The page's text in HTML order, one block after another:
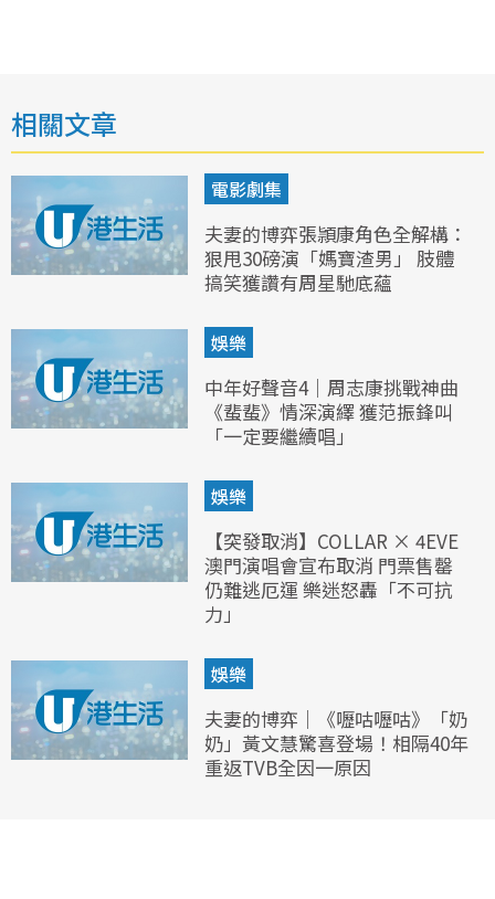
相關文章
電影劇集
夫妻的博弈張頴康角色全解構：
狠甩30磅演「媽寶渣男」 肢體
搞笑獲讚有周星馳底蘊
娛樂
中年好聲音4｜周志康挑戰神曲
《蜚蜚》情深演繹 獲范振鋒叫
「一定要繼續唱」
娛樂
【突發取消】COLLAR × 4EVE
澳門演唱會宣布取消 門票售罄
仍難逃厄運 樂迷怒轟「不可抗
力」
娛樂
夫妻的博弈｜《嚦咕嚦咕》「奶
奶」黃文慧驚喜登場！相隔40年
重返TVB全因一原因